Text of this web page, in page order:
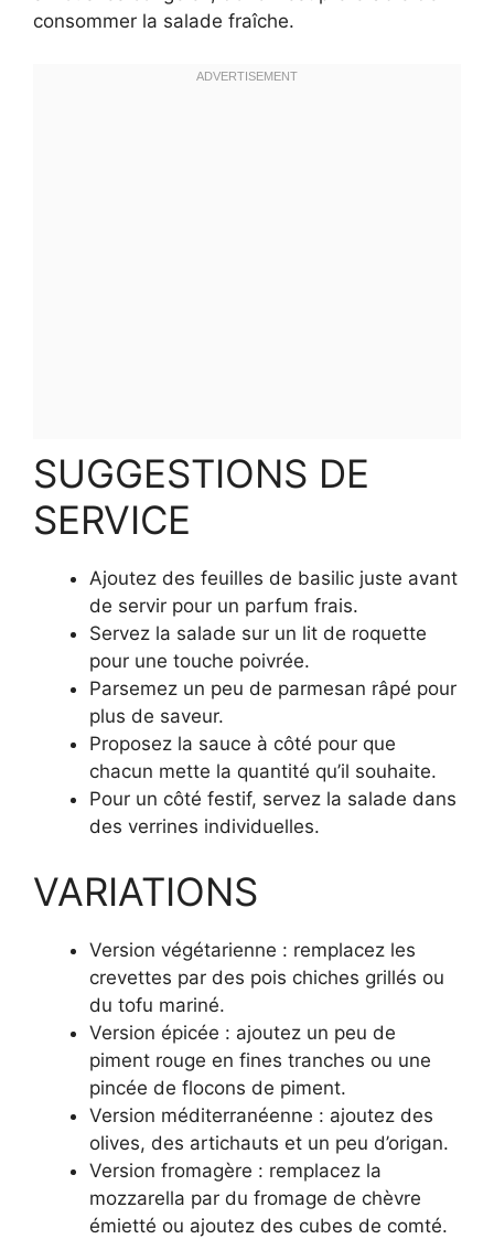
consommer la salade fraîche.
SUGGESTIONS DE
SERVICE
Ajoutez des feuilles de basilic juste avant
de servir pour un parfum frais.
Servez la salade sur un lit de roquette
pour une touche poivrée.
Parsemez un peu de parmesan râpé pour
plus de saveur.
Proposez la sauce à côté pour que
chacun mette la quantité qu’il souhaite.
Pour un côté festif, servez la salade dans
des verrines individuelles.
VARIATIONS
Version végétarienne : remplacez les
crevettes par des pois chiches grillés ou
du tofu mariné.
Version épicée : ajoutez un peu de
piment rouge en fines tranches ou une
pincée de flocons de piment.
Version méditerranéenne : ajoutez des
olives, des artichauts et un peu d’origan.
Version fromagère : remplacez la
mozzarella par du fromage de chèvre
émietté ou ajoutez des cubes de comté.